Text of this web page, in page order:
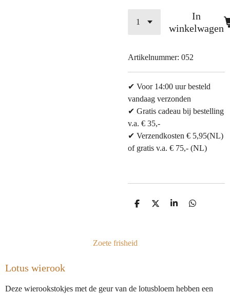
In
winkelwagen
Artikelnummer: 052
✔ Voor 14:00 uur besteld
vandaag verzonden
✔ Gratis cadeau bij bestelling
v.a. € 35,-
✔ Verzendkosten € 5,95(NL)
of gratis v.a. € 75,- (NL)
D
n
D
S
D
Zoete frisheid
Lotus wierook
Deze wierookstokjes met de geur van de lotusbloem hebben een